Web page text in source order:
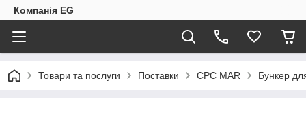
Компанія EG
Товари та послуги Поставки CPC MAR Бункер